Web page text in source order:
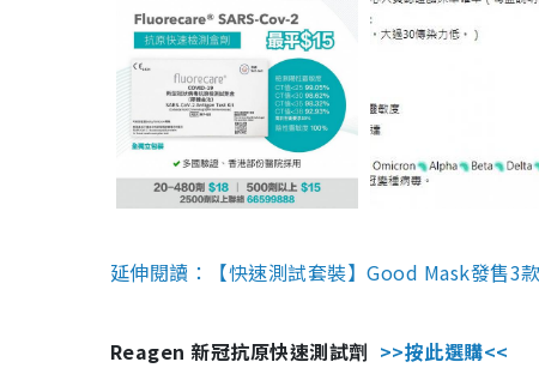
延伸閱讀：【快速測試套裝】Good Mask發售3
Reagen 新冠抗原快速測試劑 >>按此選購<<